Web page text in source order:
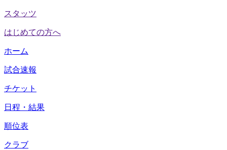
スタッツ
はじめての方へ
ホーム
試合速報
チケット
日程・結果
順位表
クラブ